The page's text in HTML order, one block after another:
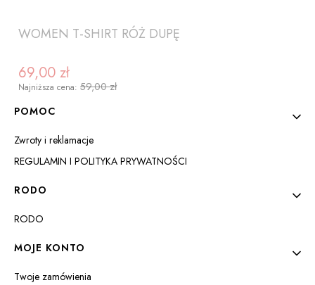
WOMEN T-SHIRT RÓŻ DUPĘ
Cena promocyjna
69,00 zł
Najniższa cena: 59,00 zł
Linki w stopce
POMOC
Zwroty i reklamacje
REGULAMIN I POLITYKA PRYWATNOŚCI
RODO
RODO
MOJE KONTO
Twoje zamówienia